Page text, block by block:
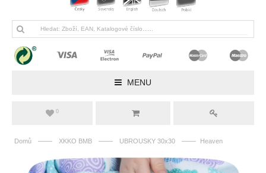
MENU
0
Domů —— XKKO BMB —— UBROUSKY 30x30 —— Heaven